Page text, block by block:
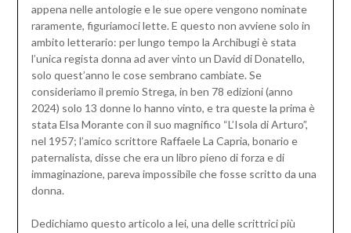
appena nelle antologie e le sue opere vengono nominate
raramente, figuriamoci lette. E questo non avviene solo in
ambito letterario: per lungo tempo la Archibugi è stata
l’unica regista donna ad aver vinto un David di Donatello,
solo quest’anno le cose sembrano cambiate. Se
consideriamo il premio Strega, in ben 78 edizioni (anno
2024) solo 13 donne lo hanno vinto, e tra queste la prima è
stata Elsa Morante con il suo magnifico “L’Isola di Arturo”,
nel 1957; l’amico scrittore Raffaele La Capria, bonario e
paternalista, disse che era un libro pieno di forza e di
immaginazione, pareva impossibile che fosse scritto da una
donna.
Dedichiamo questo articolo a lei, una delle scrittrici più